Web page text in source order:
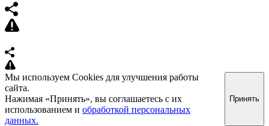
Мы используем Cookies для улучшения работы
сайта.
Нажимая «Принять», вы соглашаетесь с их
использованием и обработкой персональных
данных.
Принять